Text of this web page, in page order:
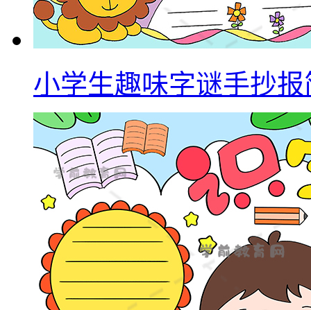
小学生趣味字谜手抄报